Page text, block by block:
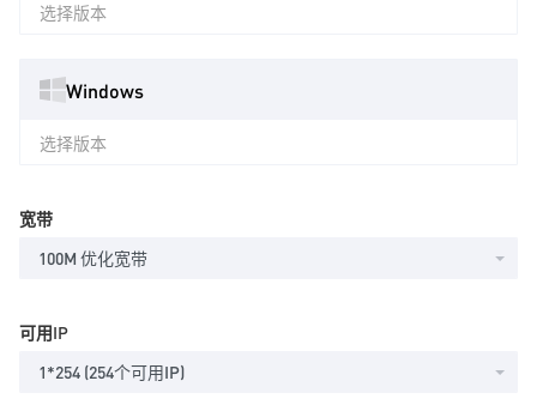
选择版本
Windows
选择版本
宽带
100M 优化宽带
可用IP
1*254 (254个可用IP)